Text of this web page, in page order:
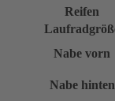
Reifen
Nabe vorn
Nabe hinten